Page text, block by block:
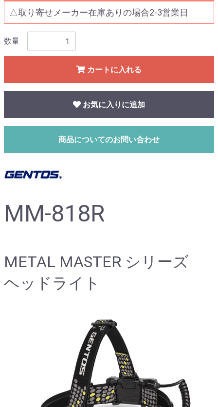
△取り寄せメーカー在庫ありの場合2-3営業日
数量
カートに入れる
お気に入りに追加
商品についてのお問い合わせ
MM-818R
METAL MASTER シリーズ
ヘッドライト